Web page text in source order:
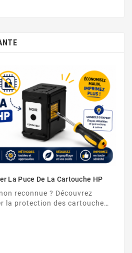
La Puce De La Cartouche HP
reconnue ? Découvrez
la protection des cartouches